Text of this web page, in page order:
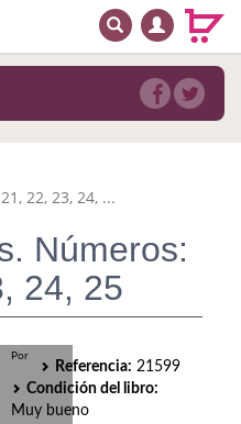
BUSCAR
22, 23, 24, ...
Números:
24, 25
Por
Referencia: 21599
Condición del libro:
Muy bueno